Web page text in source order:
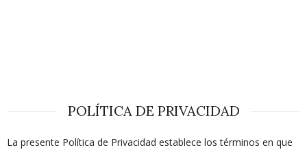
POLÍTICA DE PRIVACIDAD
La presente Política de Privacidad establece los términos en que